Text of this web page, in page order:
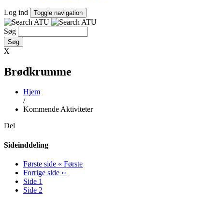
Log ind Toggle navigation
Søg
X
Brødkrumme
Hjem
/
Kommende Aktiviteter
Del
Sideinddeling
Første side « Første
Forrige side ‹‹
Side 1
Side 2